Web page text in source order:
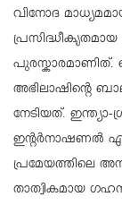
വിനോദ
പുരസ്കാരമാണിത്.
അഭിലാഷിന്റെ
നേടിയത്.
ഇന്റർനാഷണൽ
പ്രമേയത്തിലെ
താത്വികമായ